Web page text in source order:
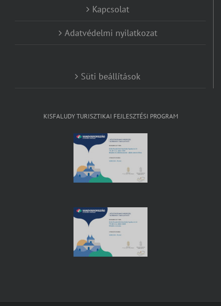
Kapcsolat
Adatvédelmi nyilatkozat
Süti beállítások
KISFALUDY TURISZTIKAI FEJLESZTÉSI PROGRAM